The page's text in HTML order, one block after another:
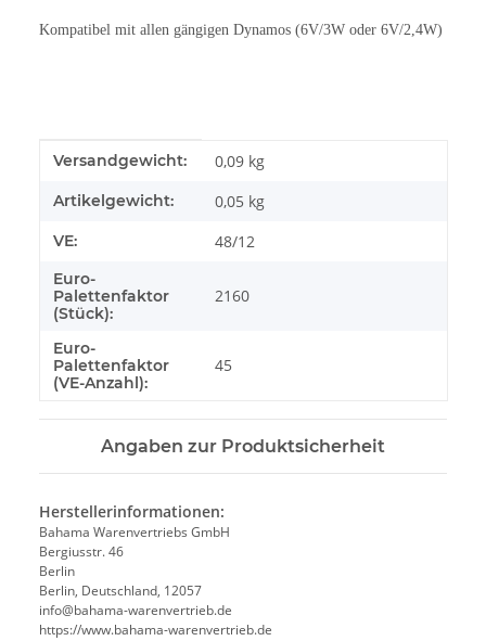
Kompatibel mit allen gängigen Dynamos (6V/3W oder 6V/2,4W)
Produkteigenschaft
Wert
Versandgewicht: 0,09 kg
Artikelgewicht: 0,05 kg
VE: 48/12
Euro-
Palettenfaktor
(Stück):
2160
Euro-
Palettenfaktor
(VE-Anzahl):
45
Angaben zur Produktsicherheit
Herstellerinformationen:
Bahama Warenvertriebs GmbH
Bergiusstr. 46
Berlin
Berlin, Deutschland, 12057
ed.beirtrevneraw-amahab@ofni
https://www.bahama-warenvertrieb.de